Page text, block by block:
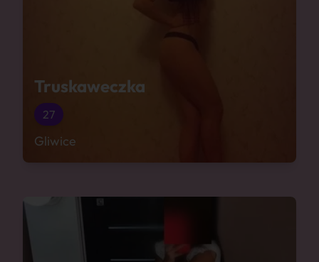
Truskaweczka
27
Gliwice